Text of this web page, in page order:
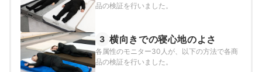
品の検証を行いました。
3 横向きでの寝心地のよさ
各属性のモニター30人が、以下の方法で各商
品の検証を行いました。